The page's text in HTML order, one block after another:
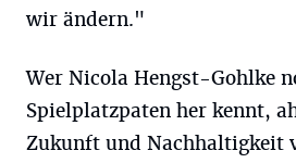
wir ändern."
Wer Nicola Hengst-Gohlke
Spielplatzpaten her kennt,
Zukunft und Nachhaltigkeit